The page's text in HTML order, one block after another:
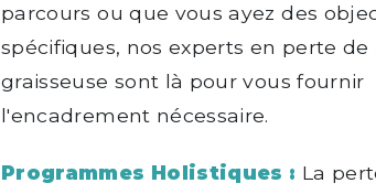
parcours ou que vous ayez des
spécifiques, nos experts en perte de
graisseuse sont là pour vous fournir
l'encadrement nécessaire.
Programmes Holistiques : La